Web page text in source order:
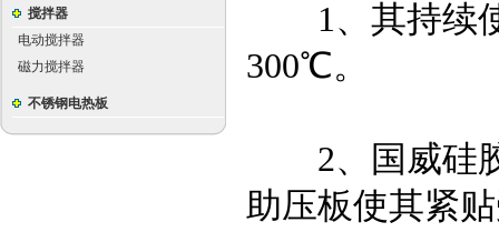
搅拌器
电动搅拌器
磁力搅拌器
不锈钢电热板
1、其持续使
300℃。
2、国威硅胶
助压板使其紧